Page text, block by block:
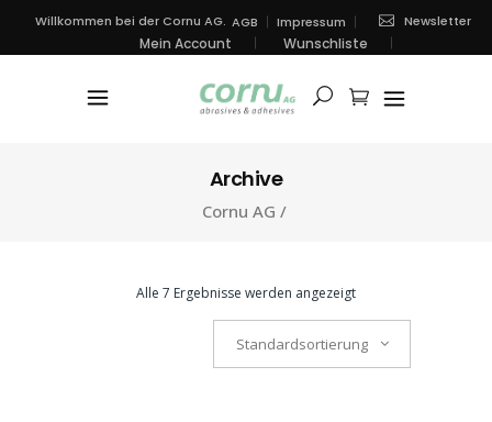
Willkommen bei der Cornu AG. AGB Impressum Newsletter
Mein Account Wunschliste
Archive
Cornu AG /
Alle 7 Ergebnisse werden angezeigt
Standardsortierung